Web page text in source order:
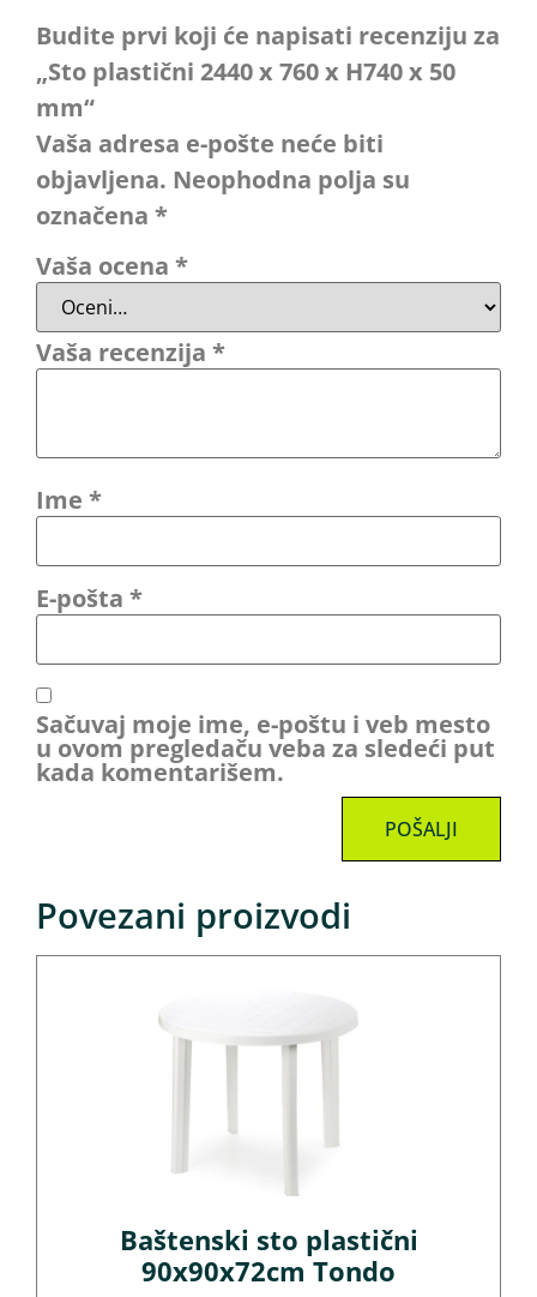
Budite prvi koji će napisati recenziju za
„Sto plastični 2440 x 760 x H740 x 50
mm“
Vaša adresa e-pošte neće biti
objavljena. Neophodna polja su
označena *
Vaša ocena *
Vaša recenzija *
Ime *
E-pošta *
Sačuvaj moje ime, e-poštu i veb mesto
u ovom pregledaču veba za sledeći put
kada komentarišem.
Povezani proizvodi
Baštenski sto plastični
90x90x72cm Tondo